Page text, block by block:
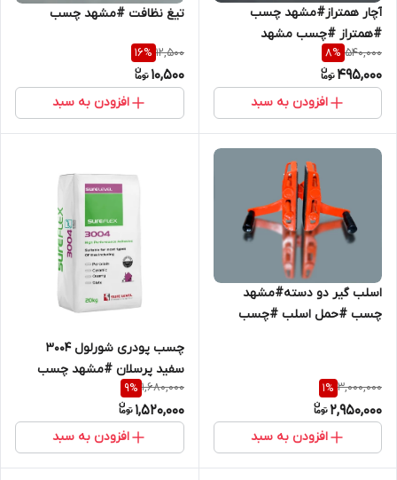
آچار همتراز#مشهد چسب
#همتراز #چسب مشهد
540,000
8%
495,000
افزودن به سبد
تیغ نظافت #مشهد چسب
12,500
16%
10,500
افزودن به سبد
اسلب گیر دو دسته#مشهد
چسب #حمل اسلب #چسب
3,000,000
1%
2,950,000
افزودن به سبد
چسب پودری شورلول 3004
سفید پرسلان #مشهد چسب
1,680,000
9%
1,520,000
افزودن به سبد